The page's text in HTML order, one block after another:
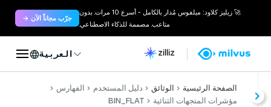
🚀 زيليز كلاود: ميلفوس مُدار بالكامل - أسرع 10 مرات. بدون
متاعب. مصممة للذكاء الاصطناعي.
جرّب مجاناً الآن →
العربية
الصفحة الرئيسية الوثائق دليل المستخدم
الفهارس
مؤشرات المتجهات الثنائية
BIN_FLAT